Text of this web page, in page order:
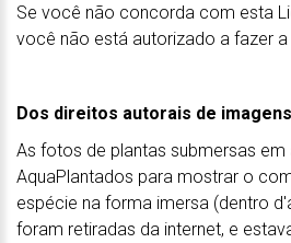
Se você não concorda com esta
você não está autorizado a fazer
Dos direitos autorais de imagens
As fotos de plantas submersas em
AquaPlantados para mostrar o
espécie na forma imersa (dentro
foram retiradas da internet, e